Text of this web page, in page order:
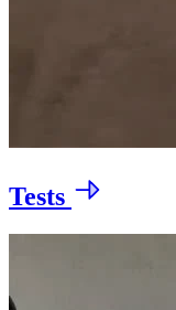
Tests